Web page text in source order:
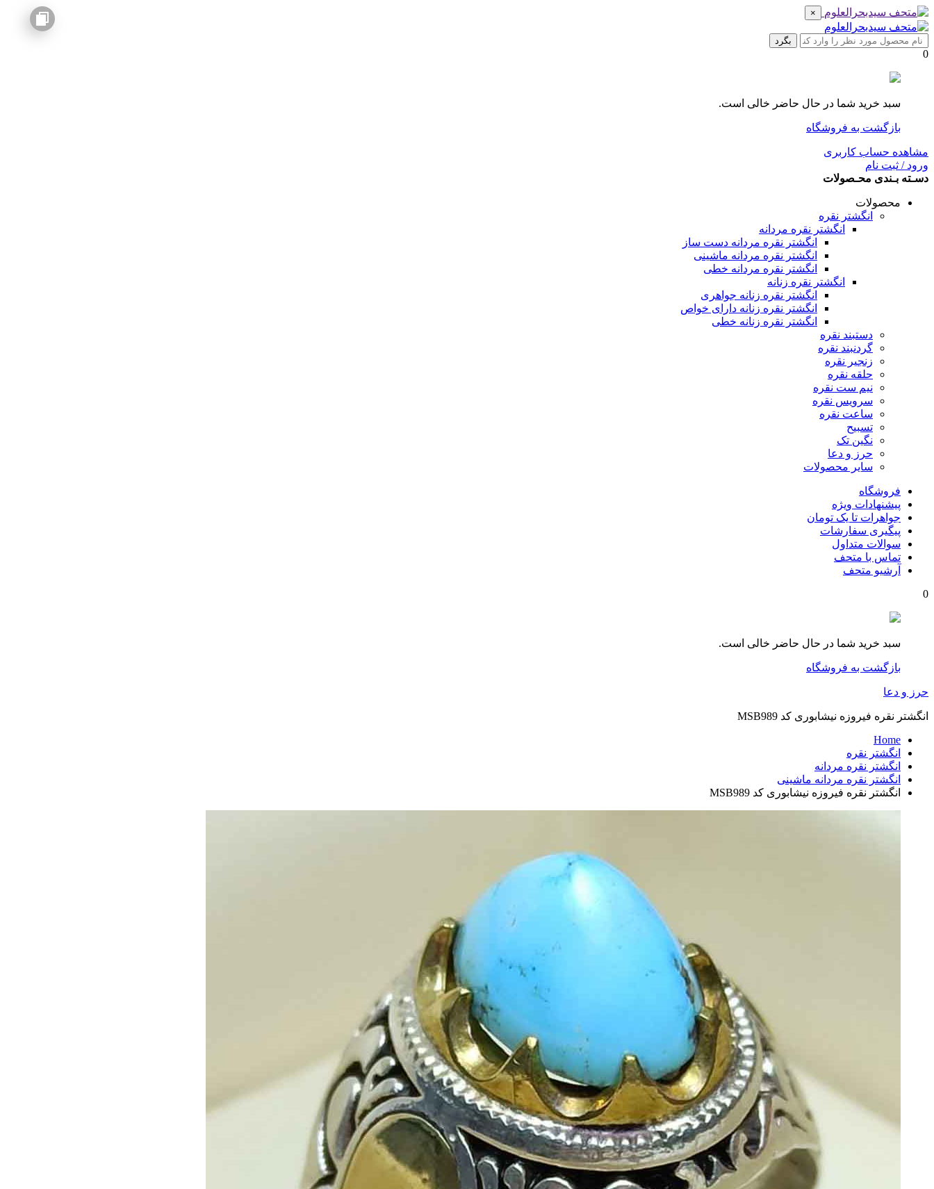
×
بگرد
0
سبد خرید شما در حال حاضر خالی است.
بازگشت به فروشگاه
مشاهده حساب کاربری
ورود / ثبت نام
دسـته بـندی محـصولات
محصولات
انگشتر نقره
انگشتر نقره مردانه
انگشتر نقره مردانه دست ساز
انگشتر نقره مردانه ماشینی
انگشتر نقره مردانه خطی
انگشتر نقره زنانه
انگشتر نقره زنانه جواهری
انگشتر نقره زنانه دارای خواص
انگشتر نقره زنانه خطی
دستبند نقره
گردنبند نقره
زنجیر نقره
حلقه نقره
نیم ست نقره
سرویس نقره
ساعت نقره
تسبیح
نگین تک
حرز و دعا
سایر محصولات
فروشگاه
پیشنهادات ویژه
جواهرات تا یک تومان
پیگیری سفارشات
سوالات متداول
تماس با متحف
آرشیو متحف
0
سبد خرید شما در حال حاضر خالی است.
بازگشت به فروشگاه
حرز و دعا
انگشتر نقره فیروزه نیشابوری کد MSB989
Home
انگشتر نقره
انگشتر نقره مردانه
انگشتر نقره مردانه ماشینی
انگشتر نقره فیروزه نیشابوری کد MSB989